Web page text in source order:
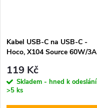
Kabel USB-C na USB-C -
Hoco, X104 Source 60W/3A
119 Kč
Skladem - hned k odeslání
>5 ks